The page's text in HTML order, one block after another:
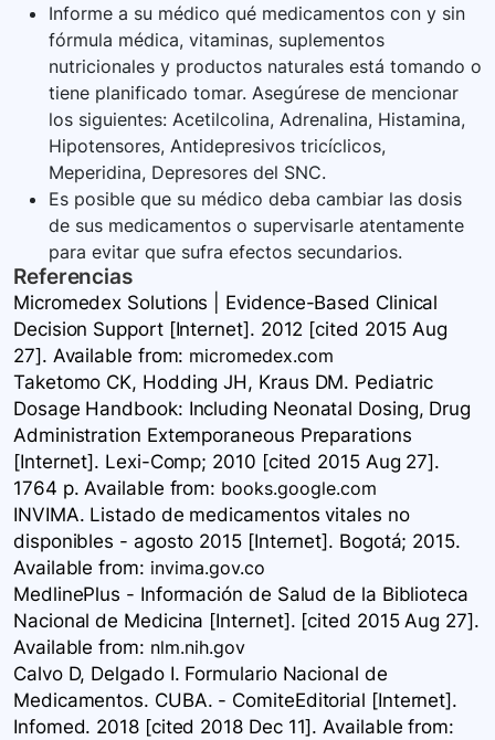
Informe a su médico qué medicamentos con y sin
fórmula médica, vitaminas, suplementos
nutricionales y productos naturales está tomando o
tiene planificado tomar. Asegúrese de mencionar
los siguientes: Acetilcolina, Adrenalina, Histamina,
Hipotensores, Antidepresivos tricíclicos,
Meperidina, Depresores del SNC.
Es posible que su médico deba cambiar las dosis
de sus medicamentos o supervisarle atentamente
para evitar que sufra efectos secundarios.
Referencias
Micromedex Solutions | Evidence-Based Clinical
Decision Support [Internet]. 2012 [cited 2015 Aug
27]. Available from: micromedex.com
Taketomo CK, Hodding JH, Kraus DM. Pediatric
Dosage Handbook: Including Neonatal Dosing, Drug
Administration Extemporaneous Preparations
[Internet]. Lexi-Comp; 2010 [cited 2015 Aug 27].
1764 p. Available from: books.google.com
INVIMA. Listado de medicamentos vitales no
disponibles - agosto 2015 [Internet]. Bogotá; 2015.
Available from: invima.gov.co
MedlinePlus - Información de Salud de la Biblioteca
Nacional de Medicina [Internet]. [cited 2015 Aug 27].
Available from: nlm.nih.gov
Calvo D, Delgado I. Formulario Nacional de
Medicamentos. CUBA. - ComiteEditorial [Internet].
Infomed. 2018 [cited 2018 Dec 11]. Available from: